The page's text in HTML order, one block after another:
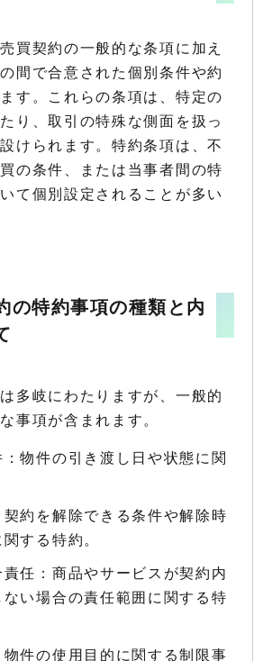
買契約の一般的な条項に加え
間で合意された個別条件や約
す。これらの条項は、特定の
り、取引の特殊な側面を扱っ
けられます。特約条項は、不
の条件、または当事者間の特
て個別設定されることが多い
の特約事項の種類と内
多岐にわたりますが、一般的
事項が含まれます。
物件の引き渡し日や状態に関
約を解除できる条件や解除時
する特約。
任：商品やサービスが契約内
い場合の責任範囲に関する特
件の使用目的に関する制限事